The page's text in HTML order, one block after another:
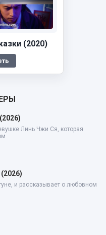
(2020)
Линь Чжи Ся, которая
и рассказывает о любовном